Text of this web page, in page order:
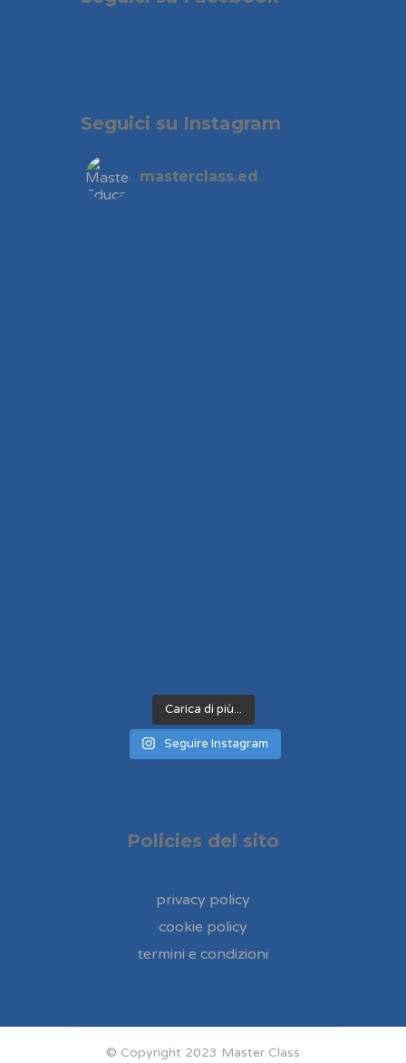
Seguici su Instagram
masterclass.ed
Carica di più...
Seguire Instagram
Policies del sito
privacy policy
cookie policy
termini e condizioni
© Copyright 2023 Master Class